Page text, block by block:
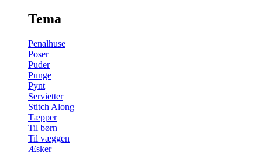
Tema
Penalhuse
Poser
Puder
Punge
Pynt
Servietter
Stitch Along
Tæpper
Til børn
Til væggen
Æsker